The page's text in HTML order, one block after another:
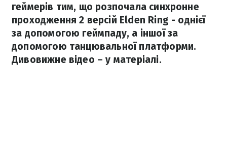
геймерів тим, що розпочала синхронне
проходження 2 версій Elden Ring - однієї
за допомогою геймпаду, а іншої за
допомогою танцювальної платформи.
Дивовижне відео – у матеріалі.